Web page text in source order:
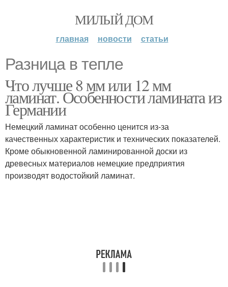
МИЛЫЙ ДОМ
главная новости статьи
Разница в тепле
Что лучше 8 мм или 12 мм
ламинат. Особенности ламината из
Германии
Немецкий ламинат особенно ценится из-за
качественных характеристик и технических показателей.
Кроме обыкновенной ламинированной доски из
древесных материалов немецкие предприятия
производят водостойкий ламинат.